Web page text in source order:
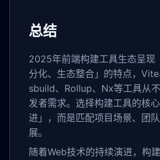
总结
2025年前端构建工具生态呈现
分化、生态整合」的特点，
sbuild、Rollup、Nx等工具从
发者需求。选择构建工具的核
进」，而是匹配项目场景、团
展。
随着Web技术的持续演进，构